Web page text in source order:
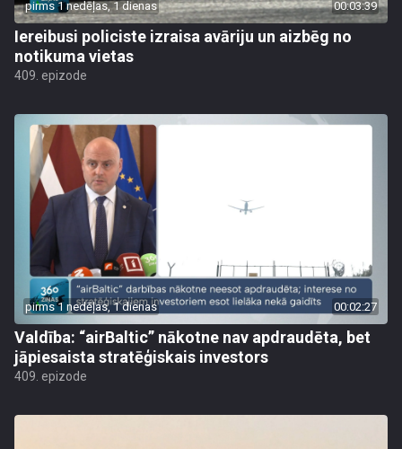
pirms 1 nedēļas, 1 dienas 00:03:39
Iereibusi policiste izraisa avāriju un aizbēg no
notikuma vietas
409. epizode
pirms 1 nedēļas, 1 dienas 00:02:27
Valdība: “airBaltic” nākotne nav apdraudēta, bet
jāpiesaista stratēģiskais investors
409. epizode